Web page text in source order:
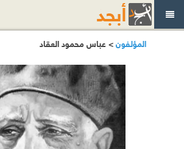
المؤلفون> عباس محمود العقاد